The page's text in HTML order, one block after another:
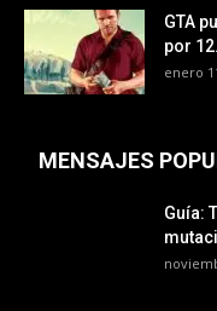
GTA
por
enero
MENSAJES
Guía: